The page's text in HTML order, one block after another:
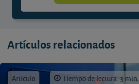
Artículos relacionados
Artículo Tiempo de lectura: 3 min.